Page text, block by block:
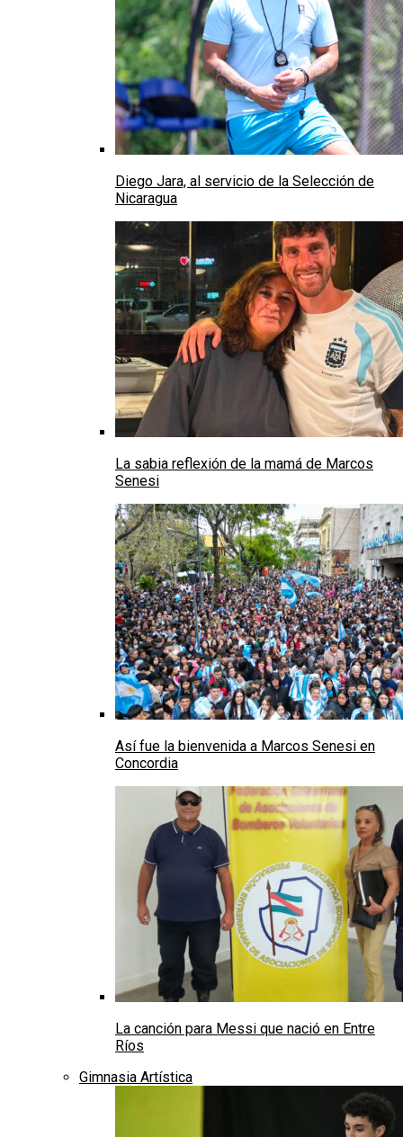
Diego Jara, al servicio de la Selección de
Nicaragua
La sabia reflexión de la mamá de Marcos
Senesi
Así fue la bienvenida a Marcos Senesi en
Concordia
La canción para Messi que nació en Entre
Ríos
Gimnasia Artística